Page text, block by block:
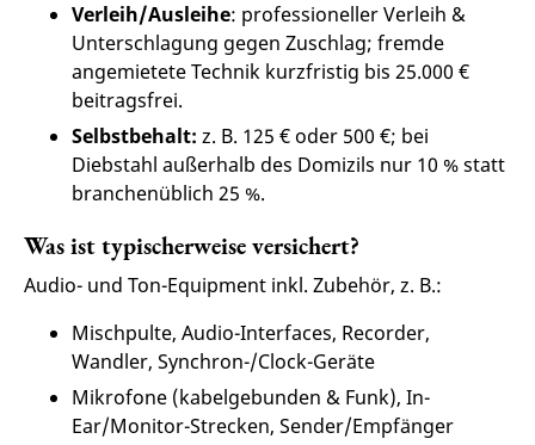
Verleih/Ausleihe: professioneller Verleih &
Unterschlagung gegen Zuschlag; fremde
angemietete Technik kurzfristig bis 25.000 €
beitragsfrei.
Selbstbehalt: z. B. 125 € oder 500 €; bei
Diebstahl außerhalb des Domizils nur 10 % statt
branchenüblich 25 %.
Was ist typischerweise versichert?
Audio- und Ton-Equipment inkl. Zubehör, z. B.:
Mischpulte, Audio-Interfaces, Recorder,
Wandler, Synchron-/Clock-Geräte
Mikrofone (kabelgebunden & Funk), In-
Ear/Monitor-Strecken, Sender/Empfänger